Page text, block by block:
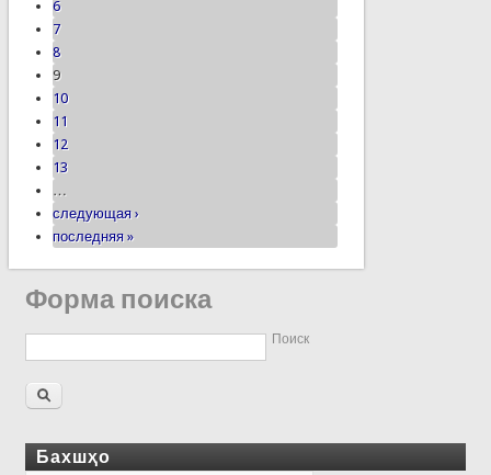
6
7
8
9
10
11
12
13
…
следующая ›
последняя »
Форма поиска
Поиск
Бахшҳо